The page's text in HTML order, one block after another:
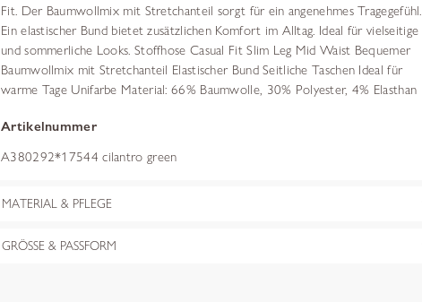
Fit. Der Baumwollmix mit Stretchanteil sorgt für ein angenehmes Tragegefühl.
Ein elastischer Bund bietet zusätzlichen Komfort im Alltag. Ideal für vielseitige
und sommerliche Looks. Stoffhose Casual Fit Slim Leg Mid Waist Bequemer
Baumwollmix mit Stretchanteil Elastischer Bund Seitliche Taschen Ideal für
warme Tage Unifarbe Material: 66% Baumwolle, 30% Polyester, 4% Elasthan
Artikelnummer
A380292*17544 cilantro green
MATERIAL & PFLEGE
GRÖSSE & PASSFORM